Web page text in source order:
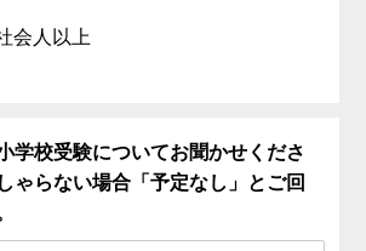
会人以上
学校受験についてお聞かせくださ
ゃらない場合「予定なし」とご回